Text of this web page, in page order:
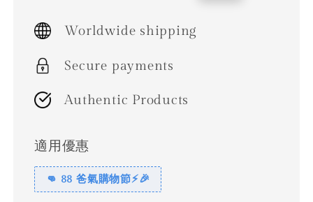
Worldwide shipping
Secure payments
Authentic Products
適用優惠
👊 88 爸氣購物節⚡🎉